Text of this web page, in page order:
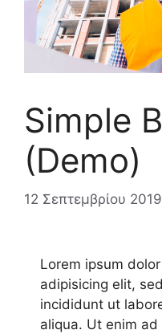
Simple
(Demo)
12 Σεπτεμβρίου 2019
Lorem ipsum
adipisicing elit,
incididunt ut
aliqua. Ut enim